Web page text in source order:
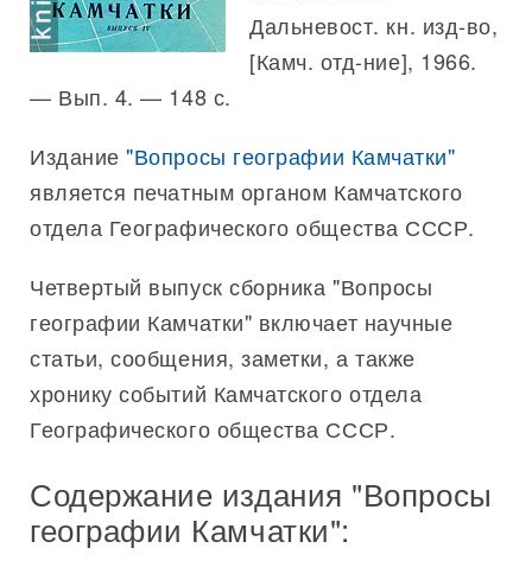
Дальневост. кн. изд-во,
[Камч. отд-ние], 1966.
— Вып. 4. — 148 с.
Издание "Вопросы географии Камчатки"
является печатным органом Камчатского
отдела Географического общества СССР.
Четвертый выпуск сборника "Вопросы
географии Камчатки" включает научные
статьи, сообщения, заметки, а также
хронику событий Камчатского отдела
Географического общества СССР.
Содержание издания "Вопросы
географии Камчатки":